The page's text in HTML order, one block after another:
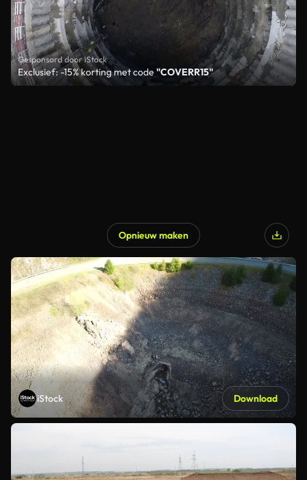
Gesponsord door iStock
Exclusief: -15% korting met code "COVERR15"
Opnieuw maken
iStock Download